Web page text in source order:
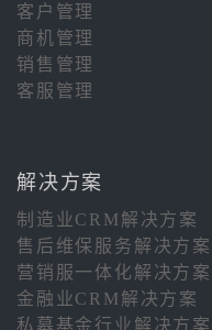
客户管理
商机管理
销售管理
客服管理
解决方案
制造业CRM解决方案
售后维保服务解决方案
营销服一体化解决方案
金融业CRM解决方案
私募基金行业解决方案